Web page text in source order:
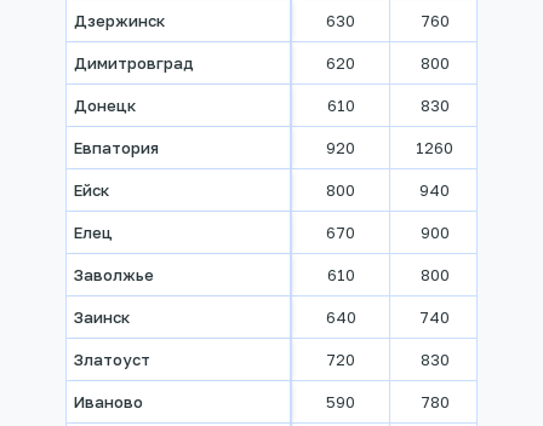
Дзержинск 630 760
Димитровград 620 800
Донецк 610 830
Евпатория 920 1260
Ейск 800 940
Елец 670 900
Заволжье 610 800
Заинск 640 740
Златоуст 720 830
Иваново 590 780